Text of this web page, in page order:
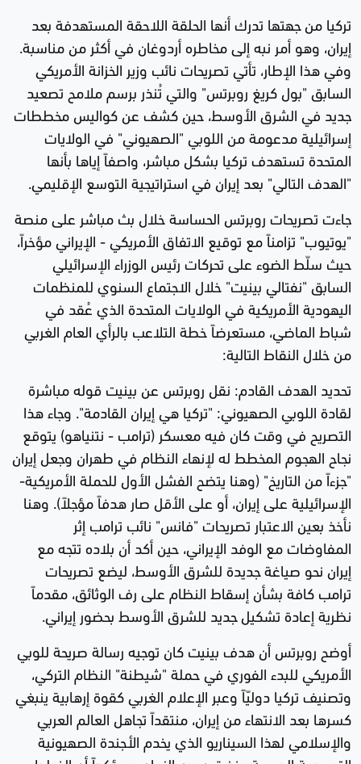
تركيا من جهتها تدرك أنها الحلقة اللاحقة المستهدفة بعد
إيران، وهو أمر نبه إلى مخاطره أردوغان في أكثر من مناسبة.
وفي هذا الإطار، تأتي تصريحات نائب وزير الخزانة الأمريكي
السابق "بول كريغ روبرتس" والتي تُنذر برسم ملامح تصعيد
جديد في الشرق الأوسط، حين كشف عن كواليس مخططات
إسرائيلية مدعومة من اللوبي "الصهيوني" في الولايات
المتحدة تستهدف تركيا بشكل مباشر، واصفاً إياها بأنها
"الهدف التالي" بعد إيران في استراتيجية التوسع الإقليمي.
جاءت تصريحات روبرتس الحساسة خلال بث مباشر على منصة
"يوتيوب" تزامناً مع توقيع الاتفاق الأمريكي - الإيراني مؤخراً،
حيث سلّط الضوء على تحركات رئيس الوزراء الإسرائيلي
السابق "نفتالي بينيت" خلال الاجتماع السنوي للمنظمات
اليهودية الأمريكية في الولايات المتحدة الذي عُقد في
شباط الماضي، مستعرضاً خطة التلاعب بالرأي العام الغربي
من خلال النقاط التالية:
تحديد الهدف القادم: نقل روبرتس عن بينيت قوله مباشرة
لقادة اللوبي الصهيوني: "تركيا هي إيران القادمة". وجاء هذا
التصريح في وقت كان فيه معسكر (ترامب - نتنياهو) يتوقع
نجاح الهجوم المخطط له لإنهاء النظام في طهران وجعل إيران
"جزءاً من التاريخ" (وهنا يتضح الفشل الأول للحملة الأمريكية-
الإسرائيلية على إيران، أو على الأقل صار هدفاً مؤجلاً). وهنا
نأخذ بعين الاعتبار تصريحات "فانس" نائب ترامب إثر
المفاوضات مع الوفد الإيراني، حين أكد أن بلاده تتجه مع
إيران نحو صياغة جديدة للشرق الأوسط، ليضع تصريحات
ترامب كافة بشأن إسقاط النظام على رف الوثائق، مقدماً
نظرية إعادة تشكيل جديد للشرق الأوسط بحضور إيراني.
أوضح روبرتس أن هدف بينيت كان توجيه رسالة صريحة للوبي
الأمريكي للبدء الفوري في حملة "شيطنة" النظام التركي،
وتصنيف تركيا دوليّاً وعبر الإعلام الغربي كقوة إرهابية ينبغي
كسرها بعد الانتهاء من إيران، منتقداً تجاهل العالم العربي
والإسلامي لهذا السيناريو الذي يخدم الأجندة الصهيونية